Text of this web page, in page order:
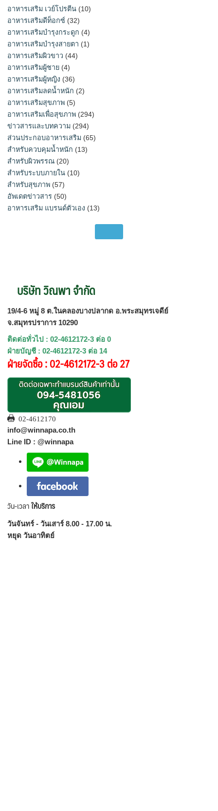
อาหารเสริม เวย์โปรตีน (10)
อาหารเสริมดีท็อกซ์ (32)
อาหารเสริมบำรุงกระดูก (4)
อาหารเสริมบำรุงสายตา (1)
อาหารเสริมผิวขาว (44)
อาหารเสริมผู้ชาย (4)
อาหารเสริมผู้หญิง (36)
อาหารเสริมลดน้ำหนัก (2)
อาหารเสริมสุขภาพ (5)
อาหารเสริมเพื่อสุขภาพ (294)
ข่าวสารและบทความ (294)
ส่วนประกอบอาหารเสริม (65)
สำหรับควบคุมน้ำหนัก (13)
สำหรับผิวพรรณ (20)
สำหรับระบบภายใน (10)
สำหรับสุขภาพ (57)
อัพเดตข่าวสาร (50)
อาหารเสริม แบรนด์ตัวเอง (13)
บริษัท วิณพา จำกัด
19/4-6 หมู่ 8 ต.ในคลองบางปลากด อ.พระสมุทรเจดีย์
จ.สมุทรปราการ 10290
ติดต่อทั่วไป : 02-4612172-3 ต่อ 0
ฝ่ายบัญชี : 02-4612172-3 ต่อ 14
ฝ่ายจัดซื้อ : 02-4612172-3 ต่อ 27
02-4612170
info@winnapa.co.th
Line ID : @winnapa
วัน-เวลาให้บริการ
วันจันทร์ - วันเสาร์ 8.00 - 17.00 น.
หยุด วันอาทิตย์